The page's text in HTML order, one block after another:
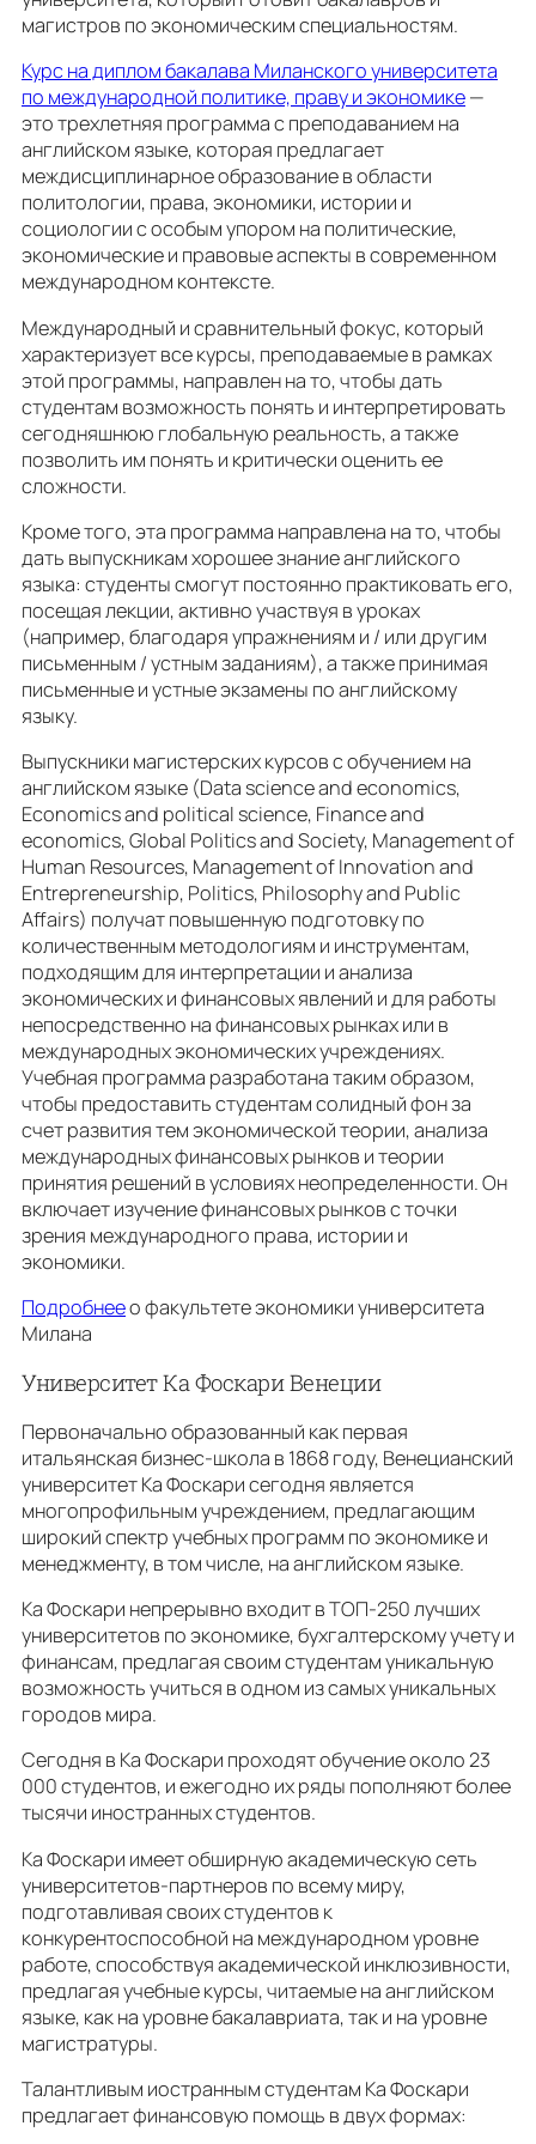
магистров по экономическим специальностям.
Курс на диплом бакалава Миланского университета
по международной политике, праву и экономике—
это трехлетняя программа с преподаванием на
английском языке, которая предлагает
междисциплинарное образование в области
политологии, права, экономики, истории и
социологии с особым упором на политические,
экономические и правовые аспекты в современнoм
международнoм контекстe.
Международный и сравнительный фокус, который
характеризует все курсы, преподаваемые в рамках
этой программы, направлен на то, чтобы дать
студентам возможность понять и интерпретировать
сегодняшнюю глобальную реальность, а также
позволить им понять и критически оценить ее
сложности.
Кроме того, эта программа направлена ​​на то, чтобы
дать выпускникам хорошее знание английского
языка: студенты смогут постоянно практиковать его,
посещая лекции, активно участвуя в уроках
(например, благодаря упражнениям и / или другим
письменным / устным заданиям), а также принимая
письменные и устные экзамены по английскому
языку.
Выпускники магистерских курсов с обучением на
английском языке (Data science and economics,
Economics and political science, Finance and
economics, Global Politics and Society, Management of
Human Resources, Management of Innovation and
Entrepreneurship, Politics, Philosophy and Public
Affairs) получат повышенную подготовку по
количественным методологиям и инструментам,
подходящим для интерпретации и анализа
экономических и финансовых явлений и для работы
непосредственно на финансовых рынках или в
международных экономических учреждениях.
Учебная программа разработана таким образом,
чтобы предоставить студентам солидный фон за
счет развития тем экономической теории, анализа
международных финансовых рынков и теории
принятия решений в условиях неопределенности. Он
включает изучение финансовых рынков с точки
зрения международного права, истории и
экономики.
Подробнеео факультете экономики университета
Милана
Университет Ка Фоскари Венеции
Первоначально образованный как первая
итальянская бизнес-школа в 1868 году, Венецианский
университет Ка Фоскари сегодня является
многопрофильным учреждением, предлагающим
широкий спектр учебных программ по экономике и
менеджменту, в том числе, на английском языке.
Ка Фоскари непрерывно входит в ТОП-250 лучших
университетов по экономике, бухгалтерскому учету и
финансам, предлагая своим студентам уникальную
возможность учиться в одном из самых уникальных
городов мира.
Сегодня в Ка Фоскари проходят обучение около 23
000 студентов, и ежегодно их ряды пополняют более
тысячи иностранных студентов.
Ка Фоскари имеет обширную академическую сеть
университетов-партнеров по всему миру,
подготавливая своих студентов к
конкурентоспособной на международном уровне
работе, способствуя академической инклюзивности,
предлагая учебные курсы, читаемые на английском
языке, как на уровне бакалавриата, так и на уровне
магистратуры.
Талантливым иостранным студентам Ка Фоскари
предлагает финансовую помощь в двух формах: